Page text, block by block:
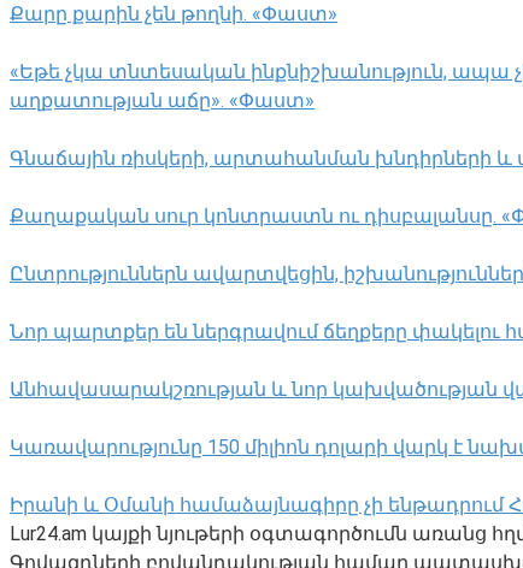
Քարը քարին չեն թողնի. «Փաստ»
«Եթե չկա տնտեսական ինքնիշխանություն, ապա
աղքատության աճը». «Փաստ»
Գնաճային ռիսկերի, արտահանման խնդիրների և
Քաղաքական սուր կոնտրաստն ու դիսբալանսը.
Ընտրություններն ավարտվեցին,
Նոր պարտքեր են ներգրավում ճեղքերը փակելու
Անհավասարակշռության և նոր կախվածության
Կառավարությունը 150 միլիոն դոլարի վարկ է
Իրանի և Օմանի համաձայնագիրը չի ենթադրում
Lur24.am կայքի նյութերի օգտագործումն առանց
Գովազդների բովանդակության համար